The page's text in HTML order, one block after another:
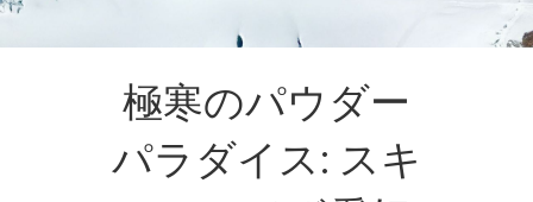
極寒のパウダー
パラダイス: スキ